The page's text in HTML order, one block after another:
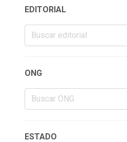
EDITORIAL
ONG
ESTADO